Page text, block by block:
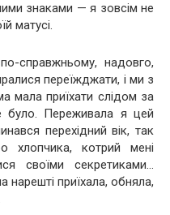
знаками — я зовсім не
матусі.
справжньому, надовго,
переїжджати, і ми з
мала приїхати слідом за
було. Переживала я цей
перехідний вік, так
хлопчика, котрий мені
своїми секретиками…
нарешті приїхала, обняла,